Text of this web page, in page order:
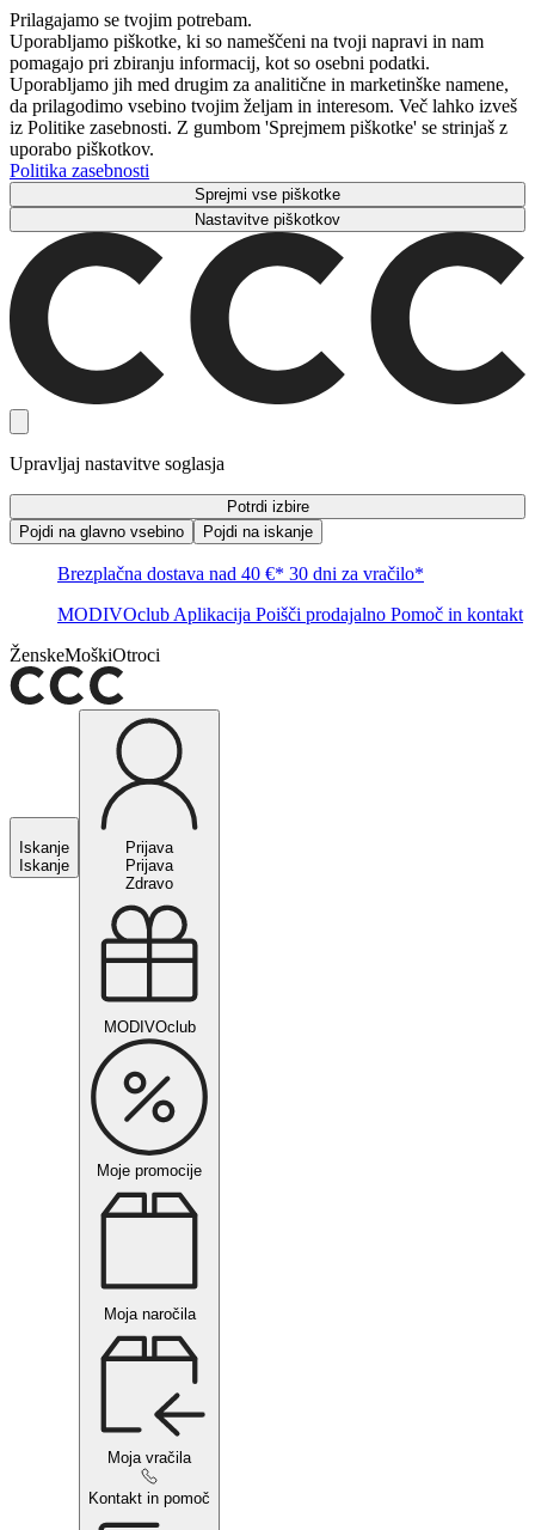
Prilagajamo se tvojim potrebam.
Uporabljamo piškotke, ki so nameščeni na tvoji napravi in ​​nam
pomagajo pri zbiranju informacij, kot so osebni podatki.
Uporabljamo jih med drugim za analitične in marketinške namene,
da prilagodimo vsebino tvojim željam in interesom. Več lahko izveš
iz Politike zasebnosti. Z gumbom 'Sprejmem piškotke' se strinjaš z
uporabo piškotkov.
Politika zasebnosti
Sprejmi vse piškotke
Nastavitve piškotkov
Upravljaj nastavitve soglasja
Potrdi izbire
Pojdi na glavno vsebino
Pojdi na iskanje
Brezplačna dostava nad 40 €* 30 dni za vračilo*
MODIVOclub Aplikacija Poišči prodajalno Pomoč in kontakt
ŽenskeMoškiOtroci
Iskanje
Iskanje
Prijava
Prijava
Zdravo
MODIVOclub
Moje promocije
Moja naročila
Moja vračila
Kontakt in pomoč